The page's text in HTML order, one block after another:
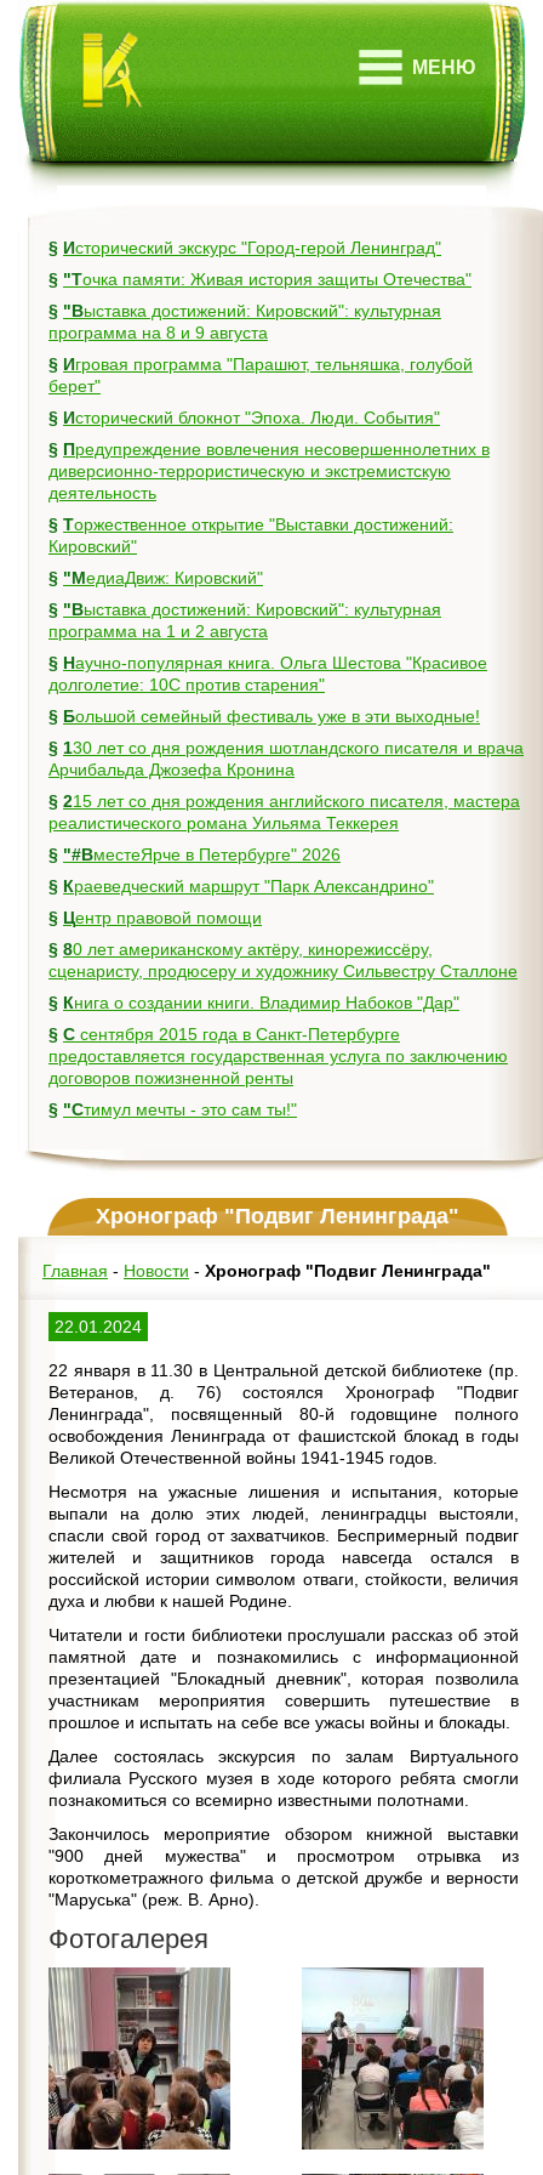
МЕНЮ
§
Исторический экскурс "Город-герой Ленинград"
§
"Точка памяти: Живая история защиты Отечества"
§ "Выставка достижений: Кировский": культурная
программа на 8 и 9 августа
§ Игровая программа "Парашют, тельняшка, голубой
берет"
§
Исторический блокнот "Эпоха. Люди. События"
§ Предупреждение вовлечения несовершеннолетних в
диверсионно-террористическую и экстремистскую
деятельность
§ Торжественное открытие "Выставки достижений:
Кировский"
§
"МедиаДвиж: Кировский"
§ "Выставка достижений: Кировский": культурная
программа на 1 и 2 августа
§ Научно-популярная книга. Ольга Шестова "Красивое
долголетие: 10C против старения"
§
Большой семейный фестиваль уже в эти выходные!
§ 130 лет со дня рождения шотландского писателя и врача
Арчибальда Джозефа Кронина
§ 215 лет со дня рождения английского писателя, мастера
реалистического романа Уильяма Теккерея
§
"#ВместеЯрче в Петербурге" 2026
§
Краеведческий маршрут "Парк Александрино"
§
Центр правовой помощи
§ 80 лет американскому актёру, кинорежиссёру,
сценаристу, продюсеру и художнику Сильвестру Сталлоне
§
Книга о создании книги. Владимир Набоков "Дар"
§ С сентября 2015 года в Санкт-Петербурге
предоставляется государственная услуга по заключению
договоров пожизненной ренты
§
"Стимул мечты - это сам ты!"
Хронограф "Подвиг Ленинграда"
Главная - Новости - Хронограф "Подвиг Ленинграда"
22.01.2024
22 января в 11.30 в Центральной детской библиотеке (пр.
Ветеранов, д. 76) состоялся Хронограф "Подвиг
Ленинграда", посвященный 80-й годовщине полного
освобождения Ленинграда от фашистской блокад в годы
Великой Отечественной войны 1941-1945 годов.
Несмотря на ужасные лишения и испытания, которые
выпали на долю этих людей, ленинградцы выстояли,
спасли свой город от захватчиков. Беспримерный подвиг
жителей и защитников города навсегда остался в
российской истории символом отваги, стойкости, величия
духа и любви к нашей Родине.
Читатели и гости библиотеки прослушали рассказ об этой
памятной дате и познакомились с информационной
презентацией "Блокадный дневник", которая позволила
участникам мероприятия совершить путешествие в
прошлое и испытать на себе все ужасы войны и блокады.
Далее состоялась экскурсия по залам Виртуального
филиала Русского музея в ходе которого ребята смогли
познакомиться со всемирно известными полотнами.
Закончилось мероприятие обзором книжной выставки
"900 дней мужества" и просмотром отрывка из
короткометражного фильма о детской дружбе и верности
"Маруська" (реж. В. Арно).
Фотогалерея